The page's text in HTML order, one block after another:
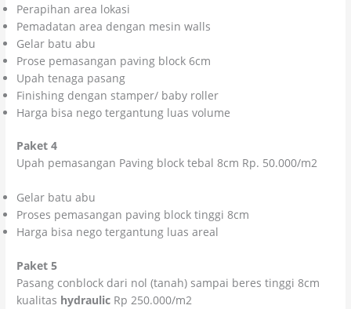
Perapihan area lokasi
Pemadatan area dengan mesin walls
Gelar batu abu
Prose pemasangan paving block 6cm
Upah tenaga pasang
Finishing dengan stamper/ baby roller
Harga bisa nego tergantung luas volume
Paket 4
Upah pemasangan Paving block tebal 8cm Rp. 50.000/m2
Gelar batu abu
Proses pemasangan paving block tinggi 8cm
Harga bisa nego tergantung luas areal
Paket 5
Pasang conblock dari nol (tanah) sampai beres tinggi 8cm
kualitas hydraulic Rp 250.000/m2